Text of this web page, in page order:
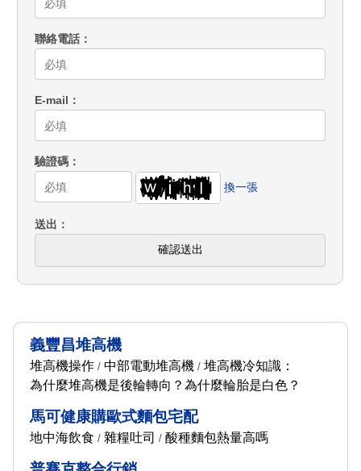
聯絡電話
E-mail
驗證碼
換一張
送出
確認送出
義豐昌堆高機
堆高機操作/ 中部電動堆高機/ 堆高機冷知識：
為什麼堆高機是後輪轉向？為什麼輪胎是白色？
馬可健康購歐式麵包宅配
地中海飲食 / 雜糧吐司 / 酸種麵包熱量高嗎